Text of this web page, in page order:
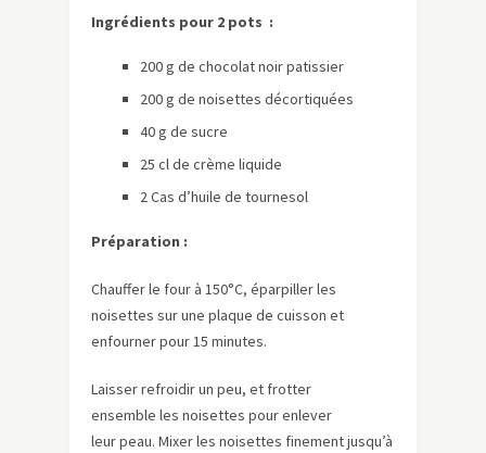
Ingrédients pour 2 pots :
200 g de chocolat noir patissier
200 g de noisettes décortiquées
40 g de sucre
25 cl de crème liquide
2 Cas d’huile de tournesol
Préparation :
Chauffer le four à 150°C, éparpiller les
noisettes sur une plaque de cuisson et
enfourner pour 15 minutes.
Laisser refroidir un peu, et frotter
ensemble les noisettes pour enlever
leur peau. Mixer les noisettes finement jusqu’à